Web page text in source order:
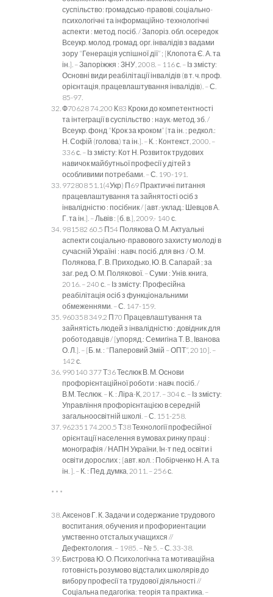
суспільство: громадсько-правові, соціально-
психологічні та інформаційно-технологічні
аспекти : метод. посіб. / Запоріз. обл. осередок
Всеукр. молод. громад. орг. інвалідів з вадами
зору “Генерація успішної дії” ; [Клопота Є. А. та
ін.]. – Запоріжжя : ЗНУ, 2008. – 116 с. – Із змісту:
Основні види реабілітації інвалідів (в т. ч. проф.
орієнтація, працевлаштування інвалідів). – С.
85-97.
Ф70628 74.200 К83 Кроки до компетентності
та інтеграції в суспільство : наук.-метод. зб. /
Всеукр. фонд “Крок за кроком” [та ін. ; редкол.:
Н. Софій (голова) та ін.]. – К. : Контекст, 2000. –
336 с. – Із змісту: Кот Н. Розвиток трудових
навичок майбутньої професії у дітей з
особливими потребами. – С. 190-191.
972808 51.1(4Укр) П69 Практичні питання
працевлаштування та зайнятості осіб з
інвалідністю : посібник / [авт.-уклад.: Шевцов А.
Г. та ін.]. – Львів : [б. в.], 2009.- 140 с.
981582 60.5 П54 Полякова О. М. Актуальні
аспекти соціально-правового захисту молоді в
сучасній Україні : навч. посіб. для внз / О. М.
Полякова, Г. В. Приходько, Ю. В. Сапарай ; за
заг. ред. О. М. Полякової. – Суми : Унів. книга,
2016. – 240 с. – Із змісту: Професійна
реабілітація осіб з функціональними
обмеженнями. – С. 147-159.
960358 349.2 П70 Працевлаштування та
зайнятість людей з інвалідністю : довідник для
роботодавців / [упоряд.: Семигіна Т. В., Іванова
О. Л.]. – [Б. м. : “Паперовий Змій – ОПТ”, 2010]. –
142 с.
990140 377 Т36 Теслюк В. М. Основи
профорієнтаційної роботи : навч. посіб. /
В.М. Теслюк. – К. : Ліра-К, 2017. – 304 с. – Із змісту:
Управління профорієнтацією в середній
загальноосвітній школі. – С. 151-258.
962351 74.200.5 Т38 Технології професійної
орієнтації населення в умовах ринку праці :
монографія / НАПН України, Ін-т пед. освіти і
освіти дорослих ; [авт. кол. : Побірченко Н. А. та
ін. ]. – К. : Пед. думка, 2011. – 256 с.
* * *
Аксенов Г. К. Задачи и содержание трудового
воспитания, обучения и профориентации
умственно отсталых учащихся //
Дефектология. – 1985. – № 5. – С. 33-38.
Бистрова Ю. О. Психологічна та мотиваційна
готовність розумово відсталих школярів до
вибору професії та трудової діяльності //
Соціальна педагогіка: теорія та практика. –